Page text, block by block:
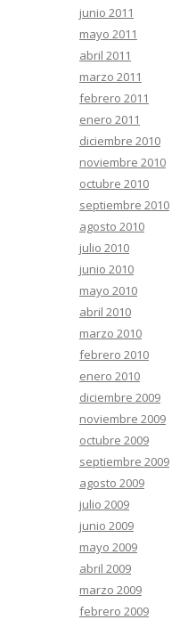
junio 2011
mayo 2011
abril 2011
marzo 2011
febrero 2011
enero 2011
diciembre 2010
noviembre 2010
octubre 2010
septiembre 2010
agosto 2010
julio 2010
junio 2010
mayo 2010
abril 2010
marzo 2010
febrero 2010
enero 2010
diciembre 2009
noviembre 2009
octubre 2009
septiembre 2009
agosto 2009
julio 2009
junio 2009
mayo 2009
abril 2009
marzo 2009
febrero 2009